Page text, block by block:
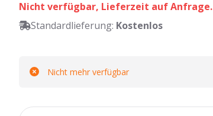
Nicht verfügbar, Lieferzeit auf Anfrage.
Standardlieferung: Kostenlos
Nicht mehr verfügbar